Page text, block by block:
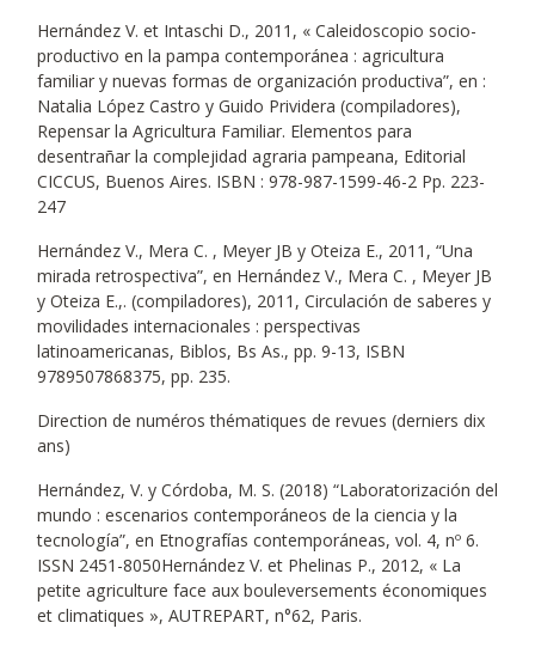
Hernández V. et Intaschi D., 2011, « Caleidoscopio socio-
productivo en la pampa contemporánea : agricultura
familiar y nuevas formas de organización productiva”, en :
Natalia López Castro y Guido Prividera (compiladores),
Repensar la Agricultura Familiar. Elementos para
desentrañar la complejidad agraria pampeana, Editorial
CICCUS, Buenos Aires. ISBN : 978-987-1599-46-2 Pp. 223-
247
Hernández V., Mera C. , Meyer JB y Oteiza E., 2011, “Una
mirada retrospectiva”, en Hernández V., Mera C. , Meyer JB
y Oteiza E.,. (compiladores), 2011, Circulación de saberes y
movilidades internacionales : perspectivas
latinoamericanas, Biblos, Bs As., pp. 9-13, ISBN
9789507868375, pp. 235.
Direction de numéros thématiques de revues (derniers dix
ans)
Hernández, V. y Córdoba, M. S. (2018) “Laboratorización del
mundo : escenarios contemporáneos de la ciencia y la
tecnología”, en Etnografías contemporáneas, vol. 4, nº 6.
ISSN 2451-8050Hernández V. et Phelinas P., 2012, « La
petite agriculture face aux bouleversements économiques
et climatiques », AUTREPART, n°62, Paris.